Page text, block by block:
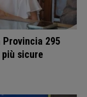
295
sicure